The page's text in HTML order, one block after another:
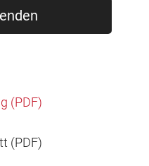
(PDF)
(PDF)